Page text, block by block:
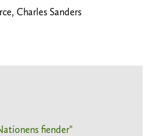
Charles Sanders
fiender"